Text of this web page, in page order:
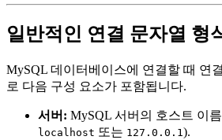
일반적인 연결 문자열 형
MySQL 데이터베이스에 연결할 때 연
로 다음 구성 요소가 포함됩니다.
서버: MySQL 서버의 호스트 이
localhost 또는 127.0.0.1).